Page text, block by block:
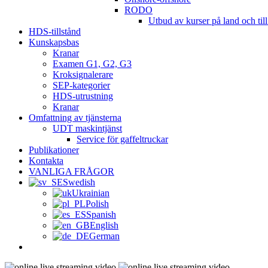
RODO
Utbud av kurser på land och
HDS-tillstånd
Kunskapsbas
Kranar
Examen G1, G2, G3
Kroksignalerare
SEP-kategorier
HDS-utrustning
Kranar
Omfattning av tjänsterna
UDT maskintjänst
Service för gaffeltruckar
Publikationer
Kontakta
VANLIGA FRÅGOR
Swedish
Ukrainian
Polish
Spanish
English
German